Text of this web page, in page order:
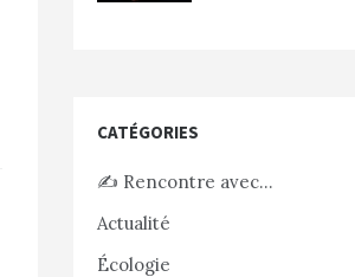
CATÉGORIES
✍️ Rencontre avec…
Actualité
Écologie